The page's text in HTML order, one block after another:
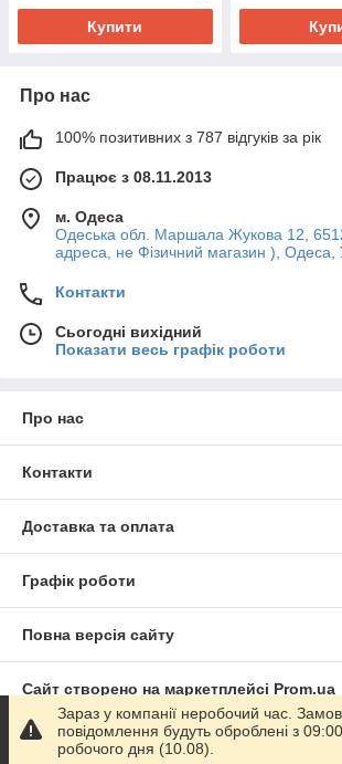
Купити
Про нас
100% позитивних з 787 відгуків за рік
Працює з 08.11.2013
м. Одеса
Одеська обл. Маршала Жукова 12,
адреса, не Фізичний магазин ), Одеса,
Контакти
Сьогодні вихідний
Показати весь графік роботи
Про нас
Контакти
Доставка та оплата
Графік роботи
Повна версія сайту
Сайт створено на маркетплейсі Prom.ua
Політика конфіденційності
Зараз у компанії неробочий час.
повідомлення будуть оброблені з
робочого дня (10.08).